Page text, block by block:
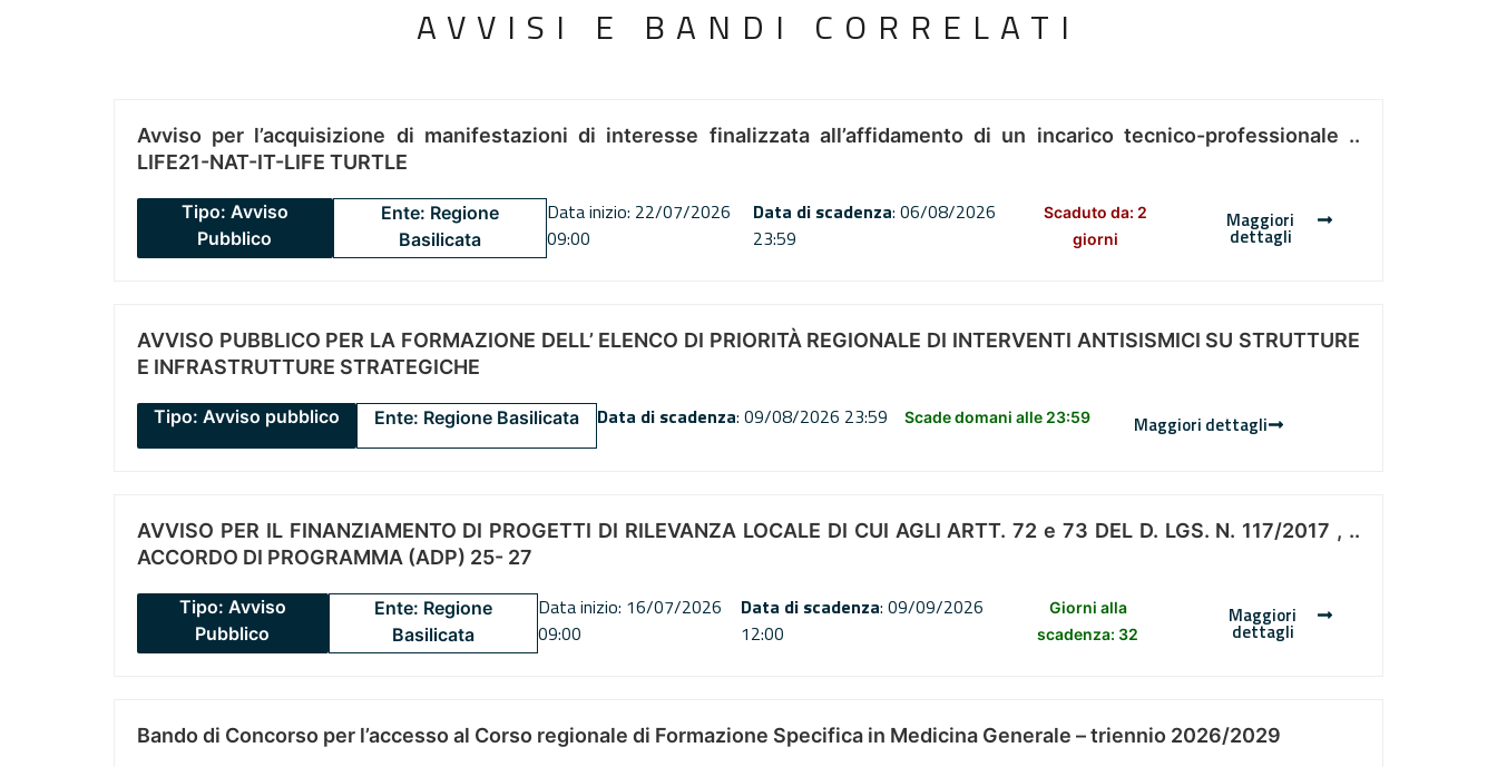
AVVISI E BANDI CORRELATI
Avviso per l’acquisizione di manifestazioni di interesse finalizzata all’affidamento di un incarico tecnico-professionale ..
LIFE21-NAT-IT-LIFE TURTLE
Tipo: Avviso
Pubblico
Ente: Regione
Basilicata
Data inizio: 22/07/2026
09:00
Data di scadenza: 06/08/2026
23:59
Scaduto da: 2
giorni
Maggiori
dettagli
AVVISO PUBBLICO PER LA FORMAZIONE DELL’ ELENCO DI PRIORITÀ REGIONALE DI INTERVENTI ANTISISMICI SU STRUTTURE
E INFRASTRUTTURE STRATEGICHE
Tipo: Avviso pubblico Ente: Regione Basilicata Data di scadenza: 09/08/2026 23:59 Scade domani alle 23:59 Maggiori dettagli
AVVISO PER IL FINANZIAMENTO DI PROGETTI DI RILEVANZA LOCALE DI CUI AGLI ARTT. 72 e 73 DEL D. LGS. N. 117/2017 , ..
ACCORDO DI PROGRAMMA (ADP) 25- 27
Tipo: Avviso
Pubblico
Ente: Regione
Basilicata
Data inizio: 16/07/2026
09:00
Data di scadenza: 09/09/2026
12:00
Giorni alla
scadenza: 32
Maggiori
dettagli
Bando di Concorso per l’accesso al Corso regionale di Formazione Specifica in Medicina Generale – triennio 2026/2029